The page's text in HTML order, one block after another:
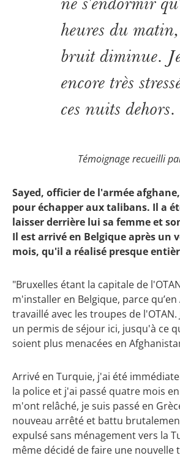
heures du
bruit diminue.
encore très
ces nuits dehors.
Témoignage recueilli
Sayed, officier de l'armée
pour échapper aux talibans. Il a
laisser derrière lui sa femme et
Il est arrivé en Belgique après un
mois, qu'il a réalisé presque
"Bruxelles étant la capitale de
m'installer en Belgique, parce
travaillé avec les troupes de
un permis de séjour ici, jusqu'à ce
soient plus menacées en
Arrivé en Turquie, j'ai été
la police et j'ai passé quatre mois
m'ont relâché, je suis passé en
nouveau arrêté et battu
expulsé sans ménagement vers la
même décidé de faire une nouvelle